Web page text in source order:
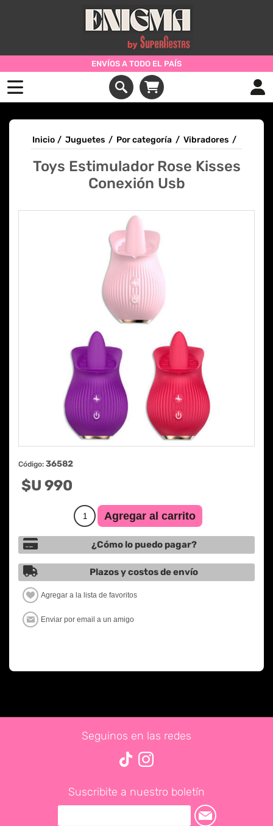
ENVÍOS A TODO EL PAÍS
Inicio / Juguetes / Por categoría / Vibradores /
Toys Estimulador Rose Kisses
Conexión Usb
Código: 36582
$U 990
¿Cómo lo puedo pagar?
Plazos y costos de envío
Seguinos en las redes
Suscribite a nuestro boletín